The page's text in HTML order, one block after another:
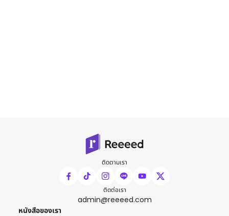
ติดตามเรา
ติดต่อเรา
admin@reeeed.com
หนังสือของเรา